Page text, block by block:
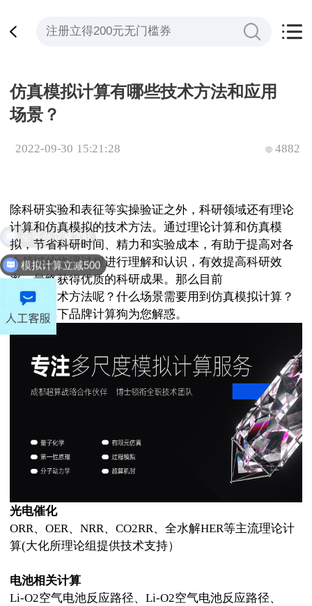
仿真模拟计算有哪些技术方法和应用
场景？
2022-09-30 15:21:28 4882
除科研实验和表征等实操验证之外，科研领域还有理论
计算和仿真模拟的技术方法。通过理论计算和仿真模
拟，节省科研时间、精力和实验成本，有助于提高对各
个领域的物理过程进行理解和认识，有效提高科研效
率，最终获得优质的科研成果。那么目前
有哪些技术方法呢？什么场景需要用到仿真模拟计算？
测试狗旗下品牌计算狗为您解惑。
光电催化
ORR、OER、NRR、CO2RR、全水解HER等主流理论计
算(大化所理论组提供技术支持）
电池相关计算
Li-O2空气电池反应路径、Li-O2空气电池反应路径、
全平台立减200
模拟计算立减500